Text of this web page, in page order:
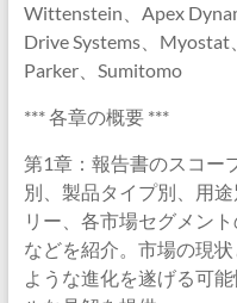
Wittenstein、Apex
Drive Systems、Myostat
Parker、Sumitomo
*** 各章の概要 ***
第1章：報告書のスコー
別、製品タイプ別、用
リー、各市場セグメン
などを紹介。市場の現
ような進化を遂げる可